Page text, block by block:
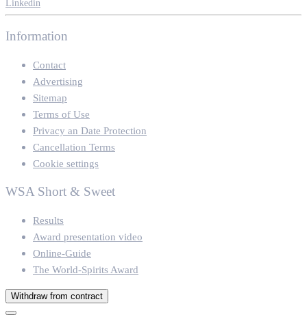
Linkedin
Information
Contact
Advertising
Sitemap
Terms of Use
Privacy an Date Protection
Cancellation Terms
Cookie settings
WSA Short & Sweet
Results
Award presentation video
Online-Guide
The World-Spirits Award
Withdraw from contract